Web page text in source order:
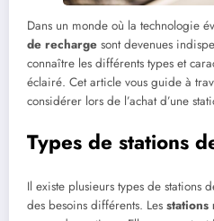
Dans un monde où la technologie
de recharge sont devenues
connaître les différents types et
éclairé. Cet article vous guide à
considérer lors de l’achat d’une
Types de stations
Il existe plusieurs types de stations
des besoins différents. Les stations